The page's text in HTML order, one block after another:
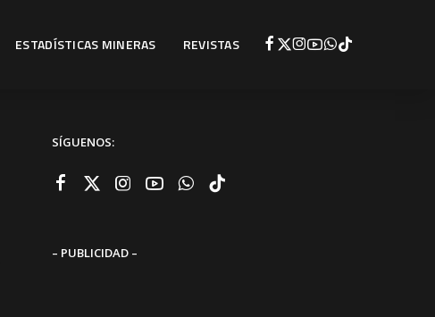
ESTADÍSTICAS MINERAS REVISTAS
SÍGUENOS:
– PUBLICIDAD –